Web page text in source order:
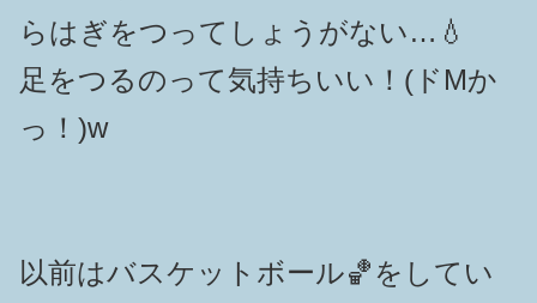
らはぎをつってしょうがない…💧
足をつるのって気持ちいい！(ドMか
っ！)w
以前はバスケットボール🏀をしてい